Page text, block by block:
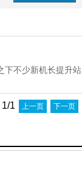
下不少新机长提升站
1/1 上一页 下一页